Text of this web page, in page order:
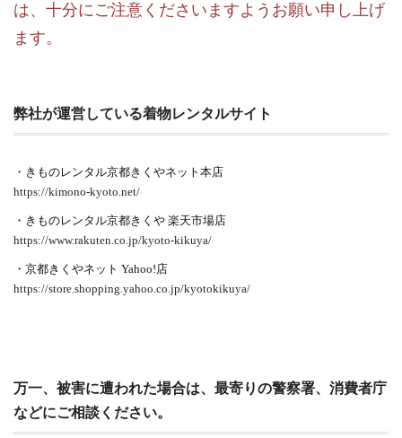
は、十分にご注意くださいますようお願い申し上げ
ます。
弊社が運営している着物レンタルサイト
・きものレンタル京都きくやネット本店
https://kimono-kyoto.net/
・きものレンタル京都きくや 楽天市場店
https://www.rakuten.co.jp/kyoto-kikuya/
・京都きくやネット Yahoo!店
https://store.shopping.yahoo.co.jp/kyotokikuya/
万一、被害に遭われた場合は、最寄りの警察署、消費者庁
などにご相談ください。